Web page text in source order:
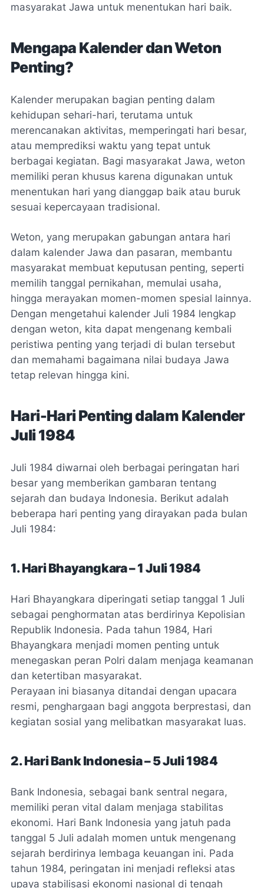
masyarakat Jawa untuk menentukan hari baik.
Mengapa Kalender dan Weton
Penting?
Kalender merupakan bagian penting dalam
kehidupan sehari-hari, terutama untuk
merencanakan aktivitas, memperingati hari besar,
atau memprediksi waktu yang tepat untuk
berbagai kegiatan. Bagi masyarakat Jawa, weton
memiliki peran khusus karena digunakan untuk
menentukan hari yang dianggap baik atau buruk
sesuai kepercayaan tradisional.
Weton, yang merupakan gabungan antara hari
dalam kalender Jawa dan pasaran, membantu
masyarakat membuat keputusan penting, seperti
memilih tanggal pernikahan, memulai usaha,
hingga merayakan momen-momen spesial lainnya.
Dengan mengetahui kalender Juli 1984 lengkap
dengan weton, kita dapat mengenang kembali
peristiwa penting yang terjadi di bulan tersebut
dan memahami bagaimana nilai budaya Jawa
tetap relevan hingga kini.
Hari-Hari Penting dalam Kalender
Juli 1984
Juli 1984 diwarnai oleh berbagai peringatan hari
besar yang memberikan gambaran tentang
sejarah dan budaya Indonesia. Berikut adalah
beberapa hari penting yang dirayakan pada bulan
Juli 1984:
1. Hari Bhayangkara – 1 Juli 1984
Hari Bhayangkara diperingati setiap tanggal 1 Juli
sebagai penghormatan atas berdirinya Kepolisian
Republik Indonesia. Pada tahun 1984, Hari
Bhayangkara menjadi momen penting untuk
menegaskan peran Polri dalam menjaga keamanan
dan ketertiban masyarakat.
Perayaan ini biasanya ditandai dengan upacara
resmi, penghargaan bagi anggota berprestasi, dan
kegiatan sosial yang melibatkan masyarakat luas.
2. Hari Bank Indonesia – 5 Juli 1984
Bank Indonesia, sebagai bank sentral negara,
memiliki peran vital dalam menjaga stabilitas
ekonomi. Hari Bank Indonesia yang jatuh pada
tanggal 5 Juli adalah momen untuk mengenang
sejarah berdirinya lembaga keuangan ini. Pada
tahun 1984, peringatan ini menjadi refleksi atas
upaya stabilisasi ekonomi nasional di tengah